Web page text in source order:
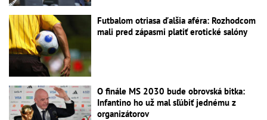
Futbalom otriasa ďalšia aféra: Rozhodcom
mali pred zápasmi platiť erotické salóny
O finále MS 2030 bude obrovská bitka:
Infantino ho už mal sľúbiť jednému z
organizátorov